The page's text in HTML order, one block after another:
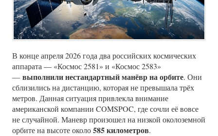
В конце апреля 2026 года два российских космических
аппарата — «Космос 2581» и «Космос 2583»
— выполнили нестандартный манёвр на орбите. Они
сблизились на дистанцию, которая не превышала трёх
метров. Данная ситуация привлекла внимание
американской компании COMSPOC, где сочли её вовсе
не случайной. Маневр произошел на низкой околоземной
орбите на высоте около585 километров.